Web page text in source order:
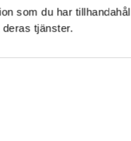
som du har
tjänster.